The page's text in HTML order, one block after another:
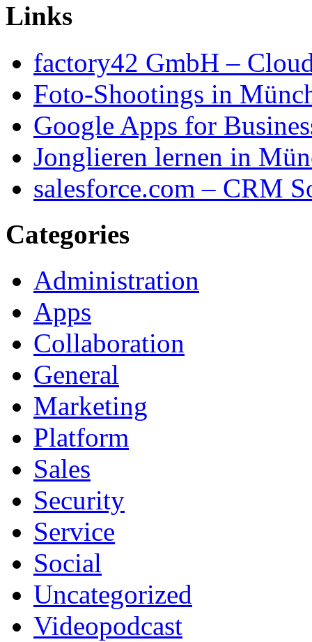
Links
factory42 GmbH –
Foto-Shootings in
Google Apps for
Jonglieren lernen in
salesforce.com – CRM
Categories
Administration
Apps
Collaboration
General
Marketing
Platform
Sales
Security
Service
Social
Uncategorized
Videopodcast